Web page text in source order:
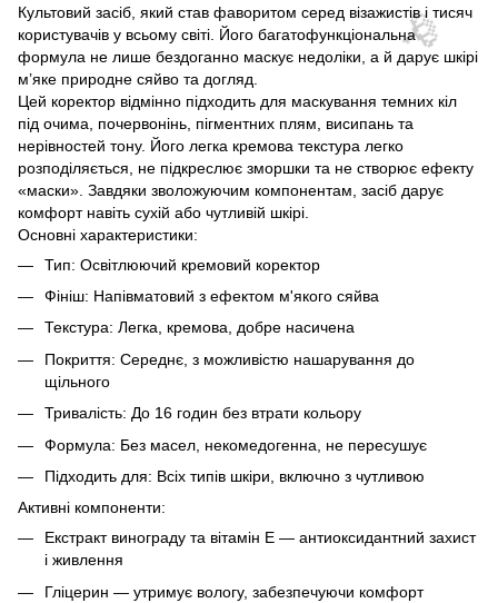
Культовий засіб, який став фаворитом серед візажистів і тисяч
користувачів у всьому світі. Його багатофункціональна
формула не лише бездоганно маскує недоліки, а й дарує шкірі
м’яке природне сяйво та догляд.
Цей коректор відмінно підходить для маскування темних кіл
під очима, почервонінь, пігментних плям, висипань та
нерівностей тону. Його легка кремова текстура легко
розподіляється, не підкреслює зморшки та не створює ефекту
«маски». Завдяки зволожуючим компонентам, засіб дарує
комфорт навіть сухій або чутливій шкірі.
Основні характеристики:
Тип: Освітлюючий кремовий коректор
Фініш: Напівматовий з ефектом м'якого сяйва
Текстура: Легка, кремова, добре насичена
Покриття: Середнє, з можливістю нашарування до
щільного
Тривалість: До 16 годин без втрати кольору
Формула: Без масел, некомедогенна, не пересушує
Підходить для: Всіх типів шкіри, включно з чутливою
Активні компоненти:
Екстракт винограду та вітамін Е — антиоксидантний захист
і живлення
Гліцерин — утримує вологу, забезпечуючи комфорт
🌹